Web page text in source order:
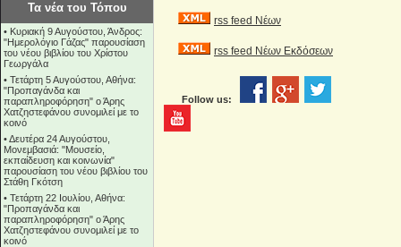
Τα νέα του Τόπου
• Κυριακή 9 Αυγούστου, Άνδρος:
"Ημερολόγιο Γάζας" παρουσίαση
του νέου βιβλίου του Χρίστου
Γεωργάλα
• Τετάρτη 5 Αυγούστου, Αθήνα:
"Προπαγάνδα και
παραπληροφόρηση" ο Άρης
Χατζηστεφάνου συνομιλεί με το
κοινό
•Δευτέρα 24 Αυγούστου,
Μονεμβασιά: "Μουσείο,
εκπαίδευση και κοινωνία"
παρουσίαση του νέου βιβλίου του
Στάθη Γκότση
• Τετάρτη 22 Ιουλίου, Αθήνα:
"Προπαγάνδα και
παραπληροφόρηση" ο Άρης
Χατζηστεφάνου συνομιλεί με το
κοινό
rss feed Νέων
rss feed Νέων Εκδόσεων
Follow us: